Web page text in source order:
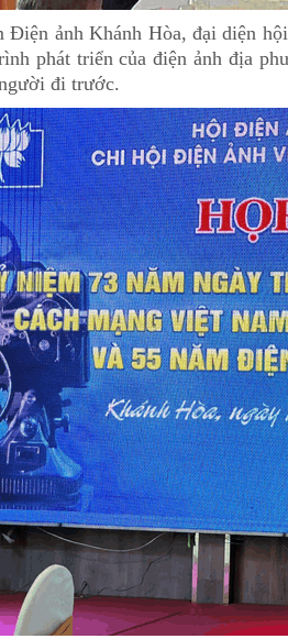
ảnh Khánh Hòa, đại diện
phát triển của điện ảnh địa
đi trước.